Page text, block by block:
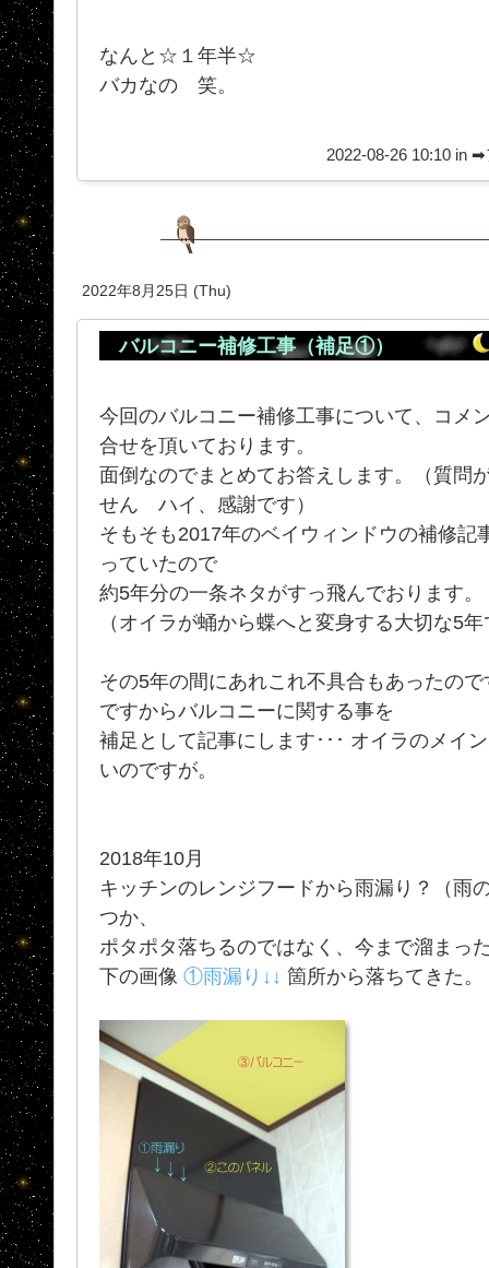
なんと☆１年半☆
バカなの 笑。
2022-08-26 10:10 in ➡
2022年8月25日 (Thu)
バルコニー補修工事（補足①）
今回のバルコニー補修工事について、コメ
合せを頂いております。
面倒なのでまとめてお答えします。（質問
せん ハイ、感謝です）
そもそも2017年のベイウィンドウの補修記
っていたので
約5年分の一条ネタがすっ飛んでおります。
（オイラが蛹から蝶へと変身する大切な5
その5年の間にあれこれ不具合もあったの
ですからバルコニーに関する事を
補足として記事にします･･･ オイラのメイ
いのですが。
2018年10月
キッチンのレンジフードから雨漏り？（雨
つか、
ポタポタ落ちるのではなく、今まで溜まっ
下の画像 ①雨漏り↓↓ 箇所から落ちてきた。